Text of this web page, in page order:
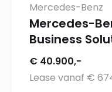
Mercedes-Benz
Mercedes-
Business
€ 40.900,-
Lease vanaf €